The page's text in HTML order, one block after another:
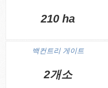
210 ha
백컨트리 게이트
2개소